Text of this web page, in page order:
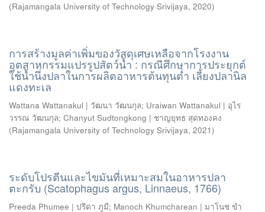
(Rajamangala University of Technology Srivijaya, 2020)
การสร้างมูลค่าเพิ่มของวัสดุเศษเหลือจากโรงงาน
อุตสาหกรรมแปรรูปสัตว์น้ำ : กรณีศึกษาการประยุกต์
ใช้น้ำนึ่งปลาในการผลิตอาหารต้นทุนต่ำ เลี้ยงปลานิล
แดงทะเล
Wattana Wattanakul | วัฒนา วัฒนกุล; Uraiwan Wattanakul | อุไร
วรรณ วัฒนกุล; Chanyut Sudtongkong | ชาญยุทธ สุดทองคง
(Rajamangala University of Technology Srivijaya, 2021)
ระดับโปรตีนและไขมันที่เหมาะสมในอาหารปลา
ตะกรับ (Scatophagus argus, Linnaeus, 1766)
Preeda Phumee | ปรีดา ภูมี; Manoch Khumcharean | มาโนช ขำ